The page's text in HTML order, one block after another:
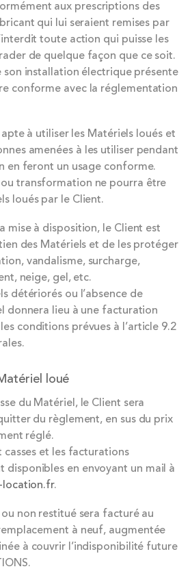
aux prescriptions des
qui lui seraient remises par
toute action qui puisse les
de quelque façon que ce soit.
installation électrique présente
conforme avec la réglementation
à utiliser les Matériels loués et
amenées à les utiliser pendant
en feront un usage conforme.
transformation ne pourra être
loués par le Client.
mise à disposition, le Client est
des Matériels et de les protéger
vandalisme, surcharge,
neige, gel, etc.
détériorés ou l’absence de
donnera lieu à une facturation
conditions prévues à l’article 9.2
loué
du Matériel, le Client sera
du règlement, en sus du prix
réglé.
et les facturations
disponibles en envoyant un mail à
location.fr.
non restitué sera facturé au
à neuf, augmentée
à couvrir l’indisponibilité future